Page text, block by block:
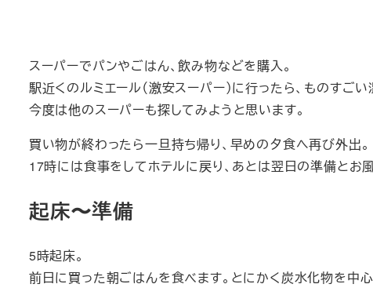
スーパーでパンやごはん、飲み物などを購入。
駅近くのルミエール（激安スーパー）に行ったら、ものすごい
今度は他のスーパーも探してみようと思います。
買い物が終わったら一旦持ち帰り、早めの夕食へ再び外出。
17時には食事をしてホテルに戻り、あとは翌日の準備とお
起床〜準備
5時起床。
前日に買った朝ごはんを食べます。とにかく炭水化物を中心